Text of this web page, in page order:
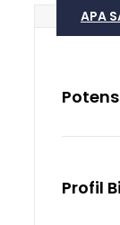
APA
Profil